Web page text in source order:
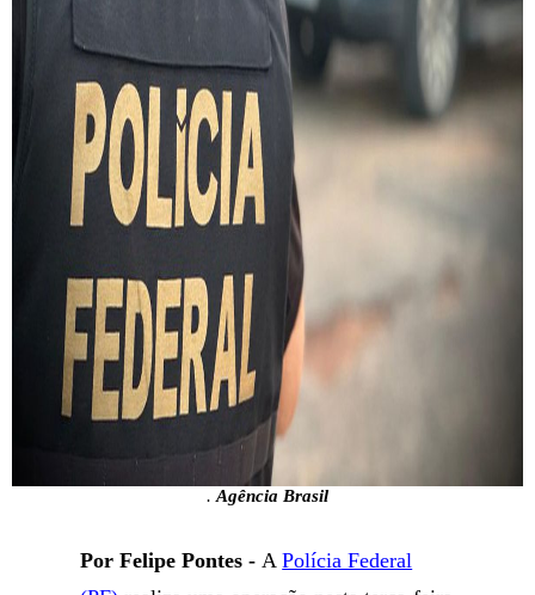
. Agência Brasil
Por Felipe Pontes -APolícia Federal